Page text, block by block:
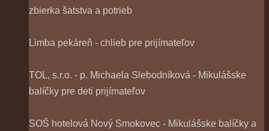
zbierka šatstva a potrieb
Limba pekáreň - chlieb pre prijímateľov
TOL, s.r.o. - p. Michaela Slebodníková - Mikulášske
balíčky pre deti prijímateľov
SOŠ hotelová Nový Smokovec - Mikulášske balíčky a